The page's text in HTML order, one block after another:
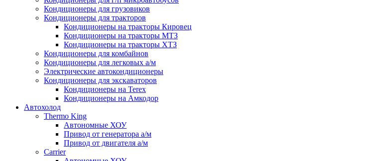
Кондиционеры для грузовиков
Кондиционеры для тракторов
Кондиционеры на тракторы Кировец
Кондиционеры на тракторы МТЗ
Кондиционеры на тракторы ХТЗ
Кондиционеры для комбайнов
Кондиционеры для легковых а/м
Электрические автокондиционеры
Кондиционеры для экскаваторов
Кондиционеры на Terex
Кондиционеры на Амкодор
Автохолод
Thermo King
Автономные ХОУ
Привод от генератора а/м
Привод от двигателя а/м
Carrier